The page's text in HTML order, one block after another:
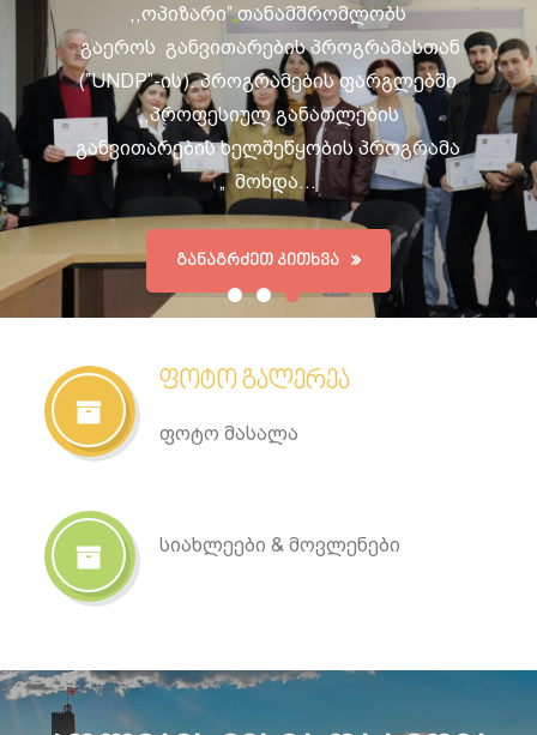
,,ოპიზარი” თანამშრომლობს
გაეროს განვითარების პროგრამასთან
(”UNDP”-ის). პროგრამების ფარგლებში
,,პროფესიულ განათლების
განვითარების ხელშეწყობის პროგრამა
„ მოხდა…
ᲒᲐᲜᲐᲒᲠᲫᲔᲗ ᲙᲘᲗᲮᲕᲐ
ფოტო გალერეა
ფოტო მასალა
სიახლეები & მოვლენები